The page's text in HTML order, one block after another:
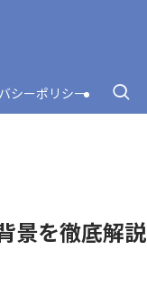
シーポリシー
景を徹底解説